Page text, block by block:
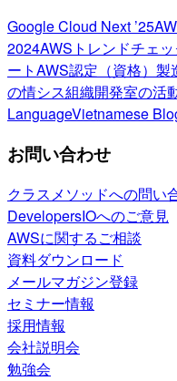
Google Cloud Next ’25
2024AWSトレンドチェッ
ートAWS認定（資格） 製
の情シス組織開発室の活
LanguageVietnamese
お問い合わせ
クラスメソッドへの問い
DevelopersIOへのご意見
AWSに関するご相談
資料ダウンロード
メールマガジン登録
セミナー情報
採用情報
会社説明会
勉強会